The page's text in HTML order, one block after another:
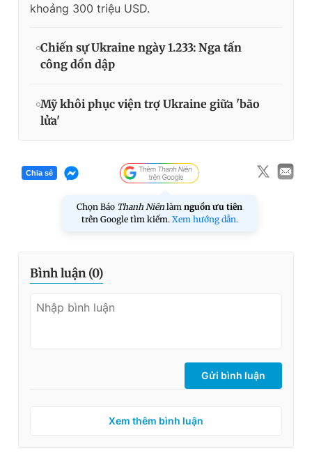
khoảng 300 triệu USD.
Chiến sự Ukraine ngày 1.233: Nga tấn
công dồn dập
Mỹ khôi phục viện trợ Ukraine giữa 'bão
lửa'
Chia sẻ
Chọn Báo Thanh Niên làm nguồn ưu tiên
trên Google tìm kiếm. Xem hướng dẫn.
Bình luận (0)
Gửi bình luận
Xem thêm bình luận